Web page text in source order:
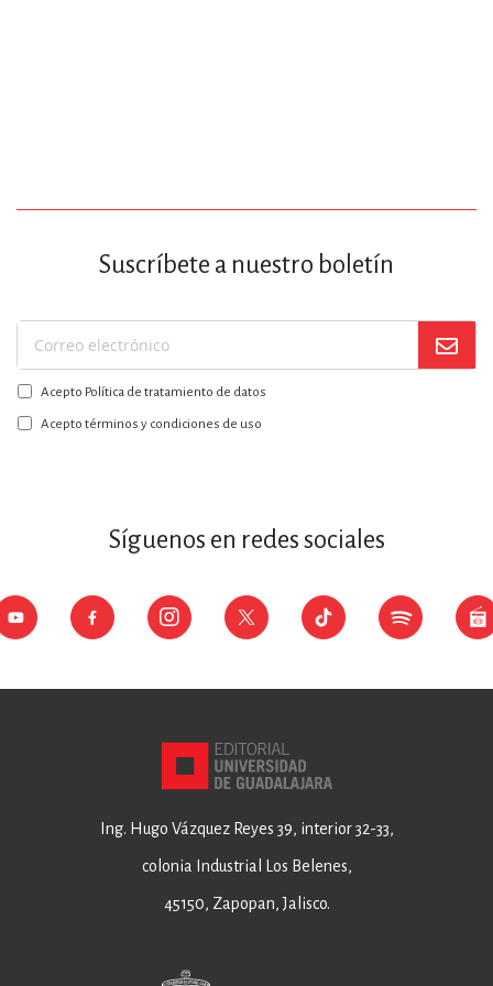
Suscríbete a nuestro boletín
Suscríbase
a
nuestro
boletín:
Acepto Política de tratamiento de datos
Acepto términos y condiciones de uso
Síguenos en redes sociales
Ing. Hugo Vázquez Reyes 39, interior 32-33,
colonia Industrial Los Belenes,
45150, Zapopan, Jalisco.